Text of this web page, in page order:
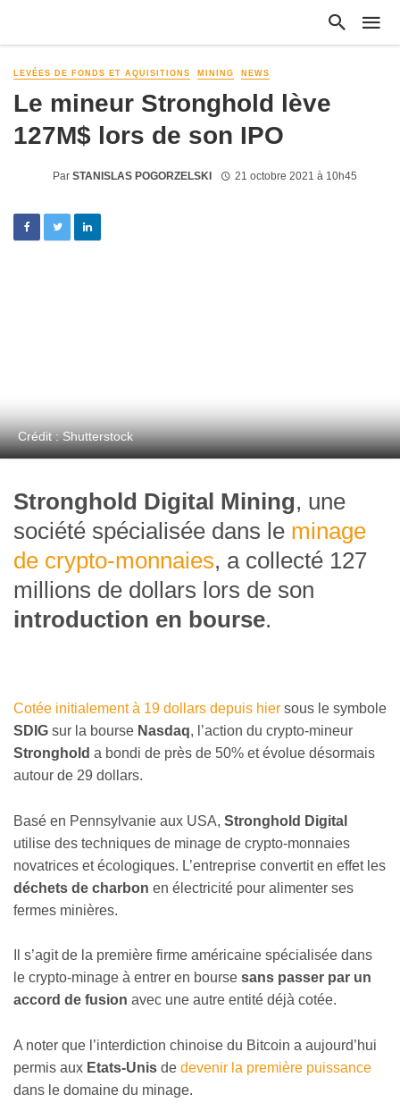
LEVÉES DE FONDS ET AQUISITIONS MINING NEWS
Le mineur Stronghold lève
127M$ lors de son IPO
Par STANISLAS POGORZELSKI 21 octobre 2021 à 10h45
Crédit : Shutterstock
Stronghold Digital Mining, une
société spécialisée dans le minage
de crypto-monnaies, a collecté 127
millions de dollars lors de son
introduction en bourse.
Cotée initialement à 19 dollars depuis hier sous le symbole
SDIG sur la bourse Nasdaq, l’action du crypto-mineur
Stronghold a bondi de près de 50% et évolue désormais
autour de 29 dollars.
Basé en Pennsylvanie aux USA, Stronghold Digital
utilise des techniques de minage de crypto-monnaies
novatrices et écologiques. L’entreprise convertit en effet les
déchets de charbon en électricité pour alimenter ses
fermes minières.
Il s’agit de la première firme américaine spécialisée dans
le crypto-minage à entrer en bourse sans passer par un
accord de fusion avec une autre entité déjà cotée.
A noter que l’interdiction chinoise du Bitcoin a aujourd’hui
permis aux Etats-Unis de devenir la première puissance
dans le domaine du minage.